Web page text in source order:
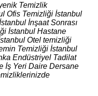
Temizlik
Ofis Temizliği İstanbul
İnşaat Sonrası
İstanbul Hastane
Otel temizliği
Temizliği İstanbul
Endüstriyel Tadilat
İş Yeri Daire Dersane